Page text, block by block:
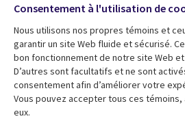
Ressources
Library
Links
Articles
Blog
Social
Media
FRANCE
Consentement à l'utilisation de
Nous utilisons nos propres témoins et
garantir un site Web fluide et sécurisé.
bon fonctionnement de notre site Web
D’autres sont facultatifs et ne sont
consentement afin d’améliorer votre
Vous pouvez accepter tous ces témoins,
eux.